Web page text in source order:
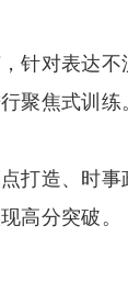
对表达不
聚焦式训练
造、时事
高分突破。